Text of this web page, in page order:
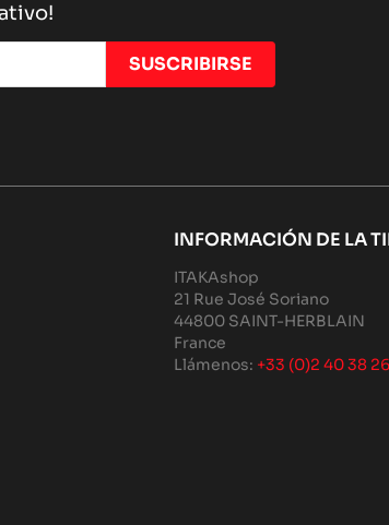
INFORMACIÓN DE LA
ITAKAshop
21 Rue José Soriano
44800 SAINT-HERBLAIN
France
Llámenos: +33 (0)2 40 38